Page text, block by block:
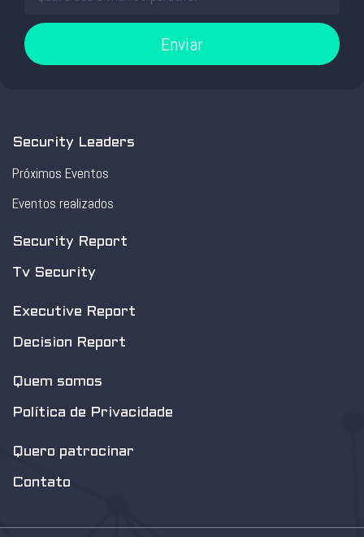
Enviar
Security Leaders
Próximos Eventos
Eventos realizados
Security Report
Tv Security
Executive Report
Decision Report
Quem somos
Política de Privacidade
Quero patrocinar
Contato